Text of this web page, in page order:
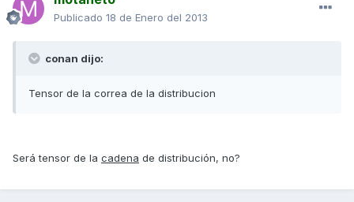
Publicado 18 de Enero del 2013
conan dijo:
Tensor de la correa de la distribucion
Será tensor de la cadena de distribución, no?